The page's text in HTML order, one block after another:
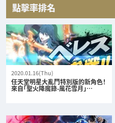
點擊率排名
2020.01.16(Thu)
任天堂明星大亂鬥特別版的新角色！
來自「聖火降魔錄-風花雪月」…